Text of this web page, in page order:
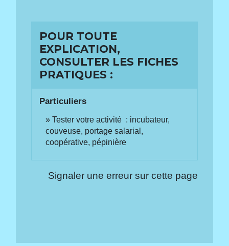
POUR TOUTE
EXPLICATION,
CONSULTER LES FICHES
PRATIQUES :
Particuliers
Tester votre activité : incubateur,
couveuse, portage salarial,
coopérative, pépinière
Signaler une erreur sur cette page